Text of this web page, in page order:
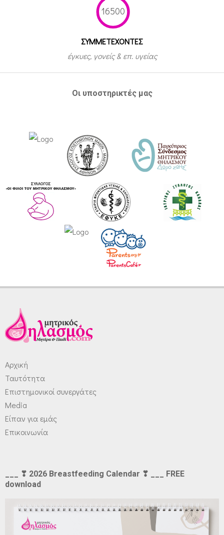
16500
ΣΥΜΜΕΤEΧΟΝΤΕΣ
έγκυες, γονείς & επ. υγείας
Οι υποστηρικτές μας
Αρχική
Ταυτότητα
Επιστημονικοί συνεργάτες
Media
Είπαν για εμάς
Επικοινωνία
___ ❣ 2026 Breastfeeding Calendar ❣ ___ FREE
download